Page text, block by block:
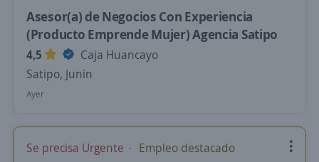
Asesor(a) de Negocios Con Experiencia
(Producto Emprende Mujer) Agencia Satipo
4,5
Caja Huancayo
Satipo, Junin
Ayer
Se precisa Urgente Empleo destacado